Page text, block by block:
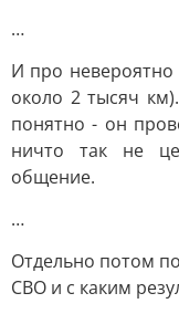
…
И про невероятно
около 2 тысяч
понятно - он
ничто так не
общение.
…
Отдельно потом
СВО и с каким